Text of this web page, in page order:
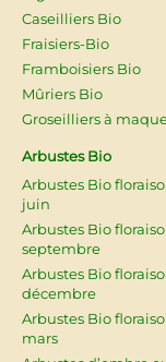
Caseilliers Bio
Fraisiers-Bio
Framboisiers Bio
Mûriers Bio
Groseilliers à
Arbustes Bio
Arbustes Bio
juin
Arbustes Bio
septembre
Arbustes Bio
décembre
Arbustes Bio
mars